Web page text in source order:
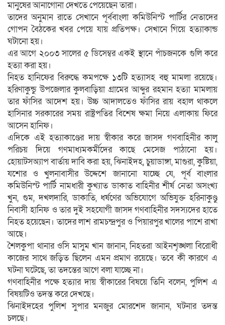
মানুষের আনাগোনা দেখতে পেয়েছেন তারা।
তাদের অনুমান রাতে সেখানে পূর্ববাংলা কমিউনিস্ট পার্টির নেতাদের
গোপন বৈঠকের খবর পেয়ে যায় প্রতিপক্ষ। সেখানে গিয়ে হত্যাকান্ড
ঘটানো হয়।
এর আগে ২০০৩ সালের ৫ ডিসেম্বর একই স্থানে পাঁচজনকে গুলি করে
হত্যা করা হয়।
নিহত হানিফের বিরুদ্ধে কমপক্ষে ১৩টি হত্যাসহ বহু মামলা রয়েছে।
হরিণাকুন্ডু উপজেলার কুলবাড়িয়া গ্রামের আব্দুর রহমান হত্যা মামলায়
তার ফাঁসির আদেশ হয়। উচ্চ আদালতেও ফাঁসির রায় বহাল থাকলে
হাসিনার সরকারের সময় রাষ্ট্রপতির বিশেষ ক্ষমা নিয়ে এলাকায় ফিরে
আসেন হানিফ।
এদিকে এই হত্যাকাণ্ডের দায় স্বীকার করে জাসদ গণবাহিনীর কালু
পরিচয় দিয়ে গণমাধ্যমকর্মীদের কাছে মেসেজ পাঠানো হয়।
হোয়াটসঅ্যাপ বার্তায় দাবি করা হয়, ঝিনাইদহ, চুয়াডাঙ্গা, মাগুরা, কুষ্টিয়া,
যশোর ও খুলনাবাসীর উদ্দেশে জানানো যাচ্ছে যে, পূর্ব বাংলার
কমিউনিস্ট পার্টি নামধারী কুখ্যাত ডাকাত বাহিনীর শীর্ষ নেতা অসংখ্য
খুন, গুম, দখলদারি, ডাকাতি, ধর্ষণের অভিযোগে অভিযুক্ত হরিনাকুণ্ডু
নিবাসী হানিফ ও তার দুই সহযোগী জাসদ গণবাহিনীর সদস্যদের হাতে
নিহত হয়েছেন। তাদের লাশ রামচন্দ্রপুর ও পিয়ারপুর খালের পাশে রাখা
আছে।
শৈলকুপা থানার ওসি মাসুম খান জানান, নিহতরা আইনশৃঙ্খলা বিরোধী
কাজের সাথে জড়িত ছিলেন এমন প্রমাণ রয়েছে। তবে কী কারণে এ
ঘটনা ঘটেছে, তা তদন্তের আগে বলা যাচ্ছে না।
গণবাহিনীর পক্ষে হত্যার দায় স্বীকারের বিষয়ে তিনি বলেন, পুলিশ এ
বিষয়টিও তদন্ত করে দেখছে।
ঝিনাইদহের পুলিশ সুপার মনজুর মোরশেদ জানান, ঘটনার তদন্ত
চলছে।